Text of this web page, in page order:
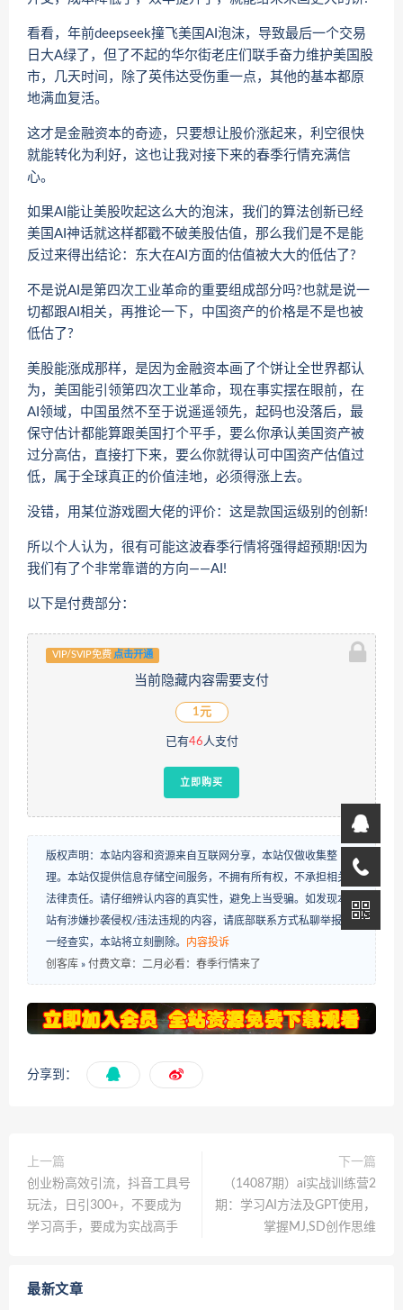
看看，年前deepseek撞飞美国AI泡沫，导致最后一个交易
日大A绿了，但了不起的华尔街老庄们联手奋力维护美国股
市，几天时间，除了英伟达受伤重一点，其他的基本都原
地满血复活。
这才是金融资本的奇迹，只要想让股价涨起来，利空很快
就能转化为利好，这也让我对接下来的春季行情充满信
心。
如果AI能让美股吹起这么大的泡沫，我们的算法创新已经
美国AI神话就这样都戳不破美股估值，那么我们是不是能
反过来得出结论：东大在AI方面的估值被大大的低估了?
不是说AI是第四次工业革命的重要组成部分吗?也就是说一
切都跟AI相关，再推论一下，中国资产的价格是不是也被
低估了?
美股能涨成那样，是因为金融资本画了个饼让全世界都认
为，美国能引领第四次工业革命，现在事实摆在眼前，在
AI领域，中国虽然不至于说遥遥领先，起码也没落后，最
保守估计都能算跟美国打个平手，要么你承认美国资产被
过分高估，直接打下来，要么你就得认可中国资产估值过
低，属于全球真正的价值洼地，必须得涨上去。
没错，用某位游戏圈大佬的评价：这是款国运级别的创新!
所以个人认为，很有可能这波春季行情将强得超预期!因为
我们有了个非常靠谱的方向——AI!
以下是付费部分：
VIP/SVIP免费 点击开通
当前隐藏内容需要支付
1元
已有46人支付
立即购买
版权声明：本站内容和资源来自互联网分享，本站仅做收集整
理。本站仅提供信息存储空间服务，不拥有所有权，不承担相关
法律责任。请仔细辨认内容的真实性，避免上当受骗。如发现本
站有涉嫌抄袭侵权/违法违规的内容，请底部联系方式私聊举报，
一经查实，本站将立刻删除。 内容投诉
创客库 » 付费文章：二月必看：春季行情来了
分享到：
上一篇
创业粉高效引流，抖音工具号
玩法，日引300+，不要成为
学习高手，要成为实战高手
下一篇
（14087期）ai实战训练营2
期：学习AI方法及GPT使用，
掌握MJ,SD创作思维
最新文章